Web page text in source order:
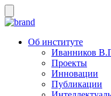
Об институте
Иванников
Проекты
Инновации
Публикации